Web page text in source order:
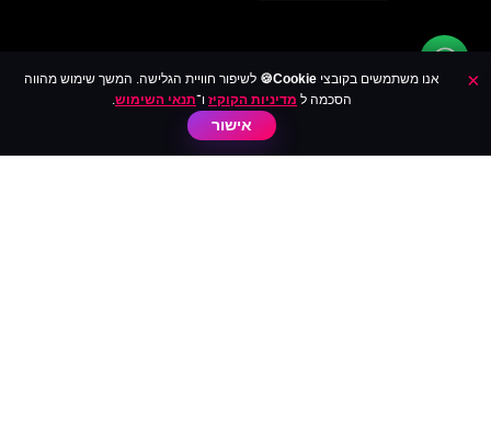
× אנו משתמשים בקובצי Cookie🍪
לשיפור חוויית הגלישה. המשך שימוש מהווה
הסכמה ל מדיניות הקוקיז ו־תנאי השימוש.
אישור
רכישות אמתיות
ד***רכשה לאחרונה
גופיית הקיץ לגברים Groovix